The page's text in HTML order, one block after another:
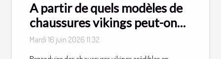
A partir de quels modèles de
chaussures vikings peut-on
en fabriquer ?
Mardi 16 juin 2026 11:32